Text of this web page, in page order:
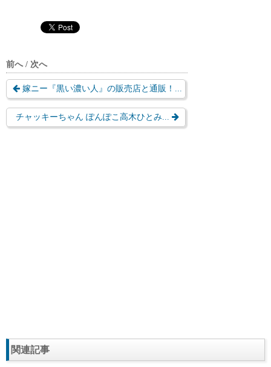
前へ / 次へ
嫁ニー『黒い濃い人』の販売店と通販！...
チャッキーちゃん ぽんぽこ高木ひとみ...
関連記事